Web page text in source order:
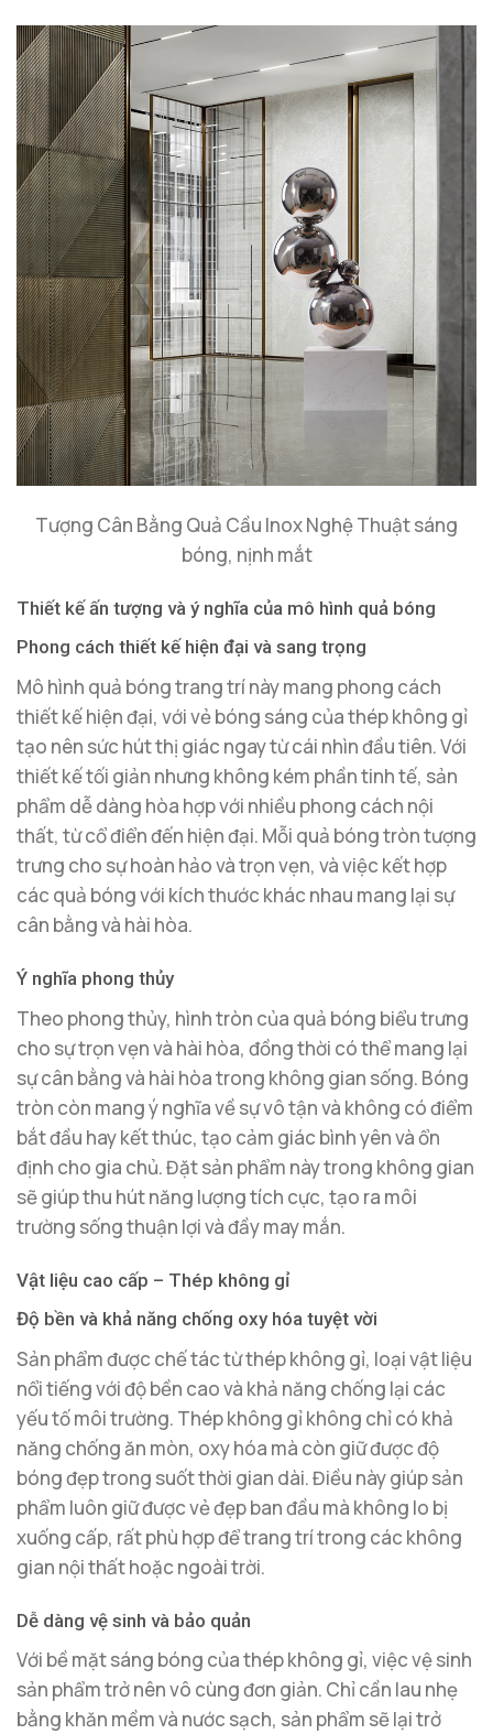
Tượng Cân Bằng Quả Cầu Inox Nghệ Thuật sáng
bóng, nịnh mắt
Thiết kế ấn tượng và ý nghĩa của mô hình quả bóng
Phong cách thiết kế hiện đại và sang trọng
Mô hình quả bóng trang trí này mang phong cách
thiết kế hiện đại, với vẻ bóng sáng của thép không gỉ
tạo nên sức hút thị giác ngay từ cái nhìn đầu tiên. Với
thiết kế tối giản nhưng không kém phần tinh tế, sản
phẩm dễ dàng hòa hợp với nhiều phong cách nội
thất, từ cổ điển đến hiện đại. Mỗi quả bóng tròn tượng
trưng cho sự hoàn hảo và trọn vẹn, và việc kết hợp
các quả bóng với kích thước khác nhau mang lại sự
cân bằng và hài hòa.
Ý nghĩa phong thủy
Theo phong thủy, hình tròn của quả bóng biểu trưng
cho sự trọn vẹn và hài hòa, đồng thời có thể mang lại
sự cân bằng và hài hòa trong không gian sống. Bóng
tròn còn mang ý nghĩa về sự vô tận và không có điểm
bắt đầu hay kết thúc, tạo cảm giác bình yên và ổn
định cho gia chủ. Đặt sản phẩm này trong không gian
sẽ giúp thu hút năng lượng tích cực, tạo ra môi
trường sống thuận lợi và đầy may mắn.
Vật liệu cao cấp – Thép không gỉ
Độ bền và khả năng chống oxy hóa tuyệt vời
Sản phẩm được chế tác từ thép không gỉ, loại vật liệu
nổi tiếng với độ bền cao và khả năng chống lại các
yếu tố môi trường. Thép không gỉ không chỉ có khả
năng chống ăn mòn, oxy hóa mà còn giữ được độ
bóng đẹp trong suốt thời gian dài. Điều này giúp sản
phẩm luôn giữ được vẻ đẹp ban đầu mà không lo bị
xuống cấp, rất phù hợp để trang trí trong các không
gian nội thất hoặc ngoài trời.
Dễ dàng vệ sinh và bảo quản
Với bề mặt sáng bóng của thép không gỉ, việc vệ sinh
sản phẩm trở nên vô cùng đơn giản. Chỉ cần lau nhẹ
bằng khăn mềm và nước sạch, sản phẩm sẽ lại trở